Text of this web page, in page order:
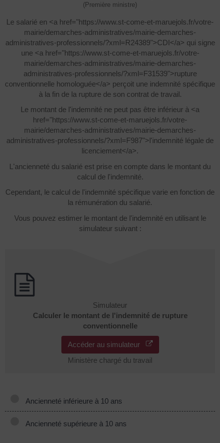
(Première ministre)
Le salarié en <a href="https://www.st-come-et-maruejols.fr/votre-
mairie/demarches-administratives/mairie-demarches-
administratives-professionnels/?xml=R24389">CDI</a> qui signe
une <a href="https://www.st-come-et-maruejols.fr/votre-
mairie/demarches-administratives/mairie-demarches-
administratives-professionnels/?xml=F31539">rupture
conventionnelle homologuée</a> perçoit une indemnité spécifique
à la fin de la rupture de son contrat de travail.
Le montant de l'indemnité ne peut pas être inférieur à <a
href="https://www.st-come-et-maruejols.fr/votre-
mairie/demarches-administratives/mairie-demarches-
administratives-professionnels/?xml=F987">l'indemnité légale de
licenciement</a>.
L'ancienneté du salarié est prise en compte dans le montant du
calcul de l'indemnité.
Cependant, le calcul de l'indemnité spécifique varie en fonction de
la rémunération du salarié.
Vous pouvez estimer le montant de l'indemnité en utilisant le
simulateur suivant :
Simulateur
Calculer le montant de l'indemnité de rupture
conventionnelle
Accéder au simulateur
Ministère chargé du travail
Ancienneté inférieure à 10 ans
Ancienneté supérieure à 10 ans